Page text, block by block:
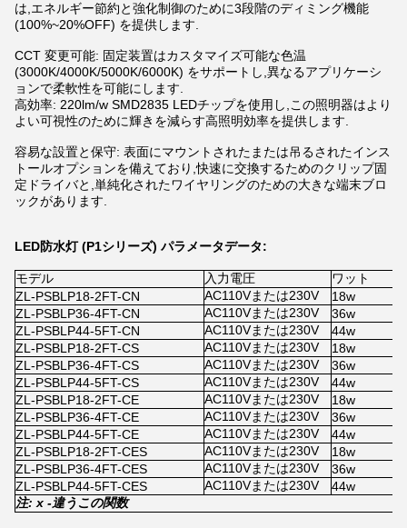
は,エネルギー節約と強化制御のために3段階のディミング機能
(100%~20%OFF) を提供します.
CCT 変更可能: 固定装置はカスタマイズ可能な色温
(3000K/4000K/5000K/6000K) をサポートし,異なるアプリケーシ
ョンで柔軟性を可能にします.
高効率: 220lm/w SMD2835 LEDチップを使用し,この照明器はより
よい可視性のために輝きを減らす高照明効率を提供します.
容易な設置と保守: 表面にマウントされたまたは吊るされたインス
トールオプションを備えており,快速に交換するためのクリップ固
定ドライバと,単純化されたワイヤリングのための大きな端末ブロ
ックがあります.
LED防水灯 (P1シリーズ) パラメータデータ:
モデル 入力電圧 ワット
ZL-PSBLP18-2FT-CN
AC110Vまたは230V 18w
ZL-PSBLP36-4FT-CN
AC110Vまたは230V 36w
ZL-PSBLP44-5FT-CN
AC110Vまたは230V 44w
ZL-PSBLP18-2FT-CS
AC110Vまたは230V 18w
ZL-PSBLP36-4FT-CS
AC110Vまたは230V 36w
ZL-PSBLP44-5FT-CS
AC110Vまたは230V 44w
ZL-PSBLP18-2FT-CE
AC110Vまたは230V 18w
ZL-PSBLP36-4FT-CE
AC110Vまたは230V 36w
ZL-PSBLP44-5FT-CE
AC110Vまたは230V 44w
ZL-PSBLP18-2FT-CES
AC110Vまたは230V 18w
ZL-PSBLP36-4FT-CES
AC110Vまたは230V 36w
ZL-PSBLP44-5FT-CES
AC110Vまたは230V 44w
注: x -違う この関数